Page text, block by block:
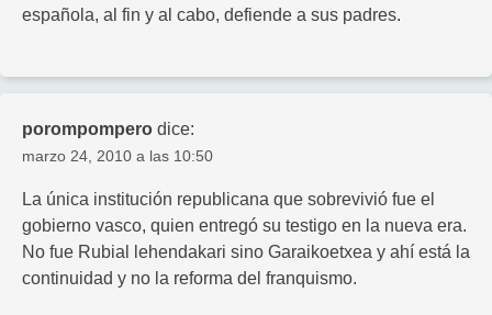
española, al fin y al cabo, defiende a sus padres.
porompompero dice:
marzo 24, 2010 a las 10:50
La única institución republicana que sobrevivió fue el
gobierno vasco, quien entregó su testigo en la nueva era.
No fue Rubial lehendakari sino Garaikoetxea y ahí está la
continuidad y no la reforma del franquismo.